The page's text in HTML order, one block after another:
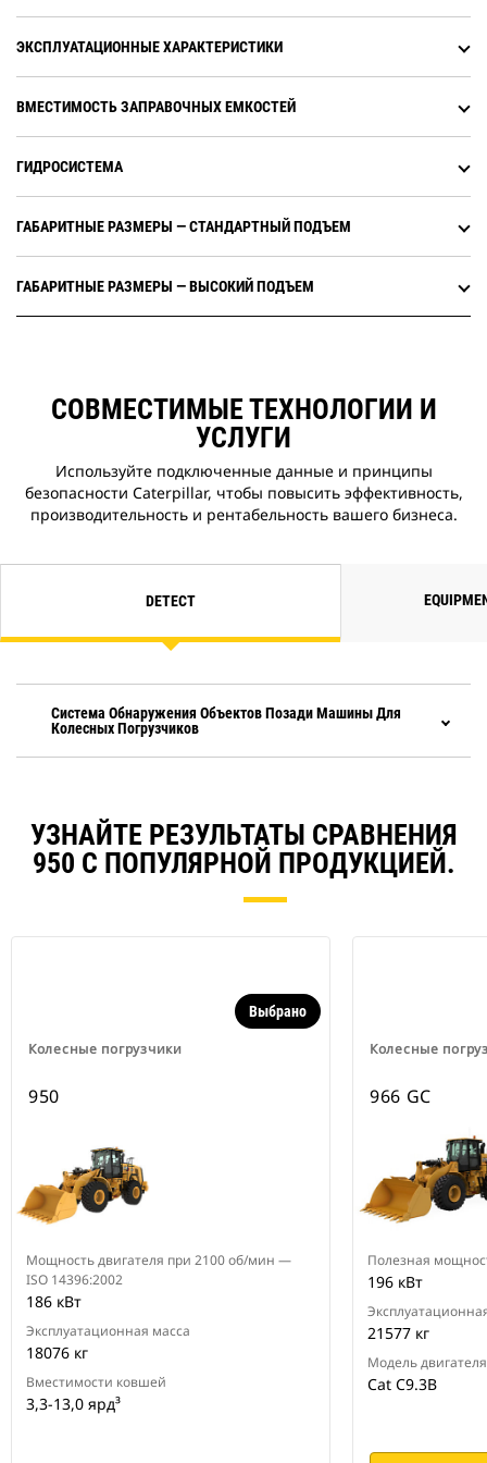
ЭКСПЛУАТАЦИОННЫЕ ХАРАКТЕРИСТИКИ
ВМЕСТИМОСТЬ ЗАПРАВОЧНЫХ ЕМКОСТЕЙ
ГИДРОСИСТЕМА
ГАБАРИТНЫЕ РАЗМЕРЫ — СТАНДАРТНЫЙ ПОДЪЕМ
ГАБАРИТНЫЕ РАЗМЕРЫ — ВЫСОКИЙ ПОДЪЕМ
СОВМЕСТИМЫЕ ТЕХНОЛОГИИ И
УСЛУГИ
Используйте подключенные данные и принципы
безопасности Caterpillar, чтобы повысить эффективность,
производительность и рентабельность вашего бизнеса.
DETECT
Система Обнаружения Объектов Позади Машины Для
Колесных Погрузчиков
УЗНАЙТЕ РЕЗУЛЬТАТЫ СРАВНЕНИЯ
950 С ПОПУЛЯРНОЙ ПРОДУКЦИЕЙ.
Колесные погрузчики
Выбрано
950
Мощность двигателя при 2100 об/мин —
ISO 14396:2002
186 кВт
Эксплуатационная масса
18076 кг
Вместимости ковшей
3,3-13,0 ярд³
Колесные
966 GC
Полезная
196 кВт
21577 кг
Модель двигателя
Cat C9.3B